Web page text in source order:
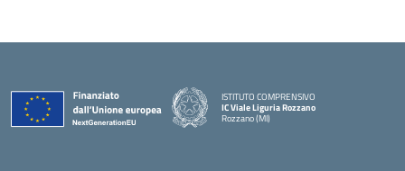
ISTITUTO COMPRENSIVO
IC Viale Liguria Rozzano
Rozzano (MI)